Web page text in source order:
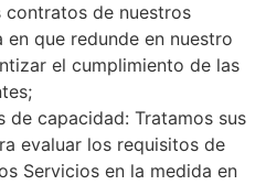
contratos de nuestros
que redunde en nuestro
el cumplimiento de las
de capacidad: Tratamos sus
evaluar los requisitos de
Servicios en la medida en